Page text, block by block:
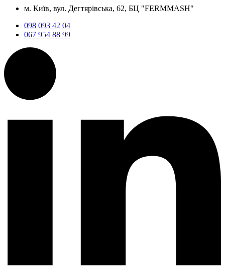
м. Київ, вул. Дегтярівська, 62, БЦ "FERMMASH"
098 093 42 04
067 954 88 99